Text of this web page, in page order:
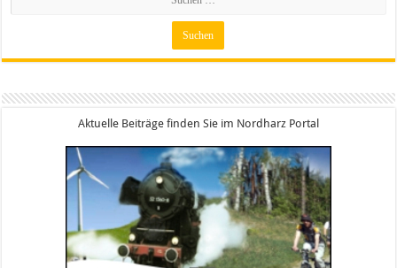
Aktuelle Beiträge finden Sie im Nordharz Portal